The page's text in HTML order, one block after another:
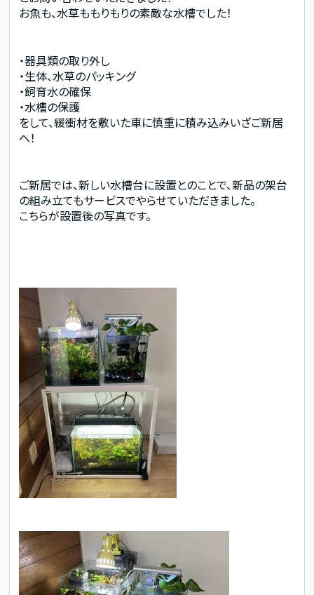
お魚も、水草ももりもりの素敵な水槽でした！
・器具類の取り外し
・生体、水草のパッキング
・飼育水の確保
・水槽の保護
をして、緩衝材を敷いた車に慎重に積み込みいざご新居
へ！
ご新居では、新しい水槽台に設置とのことで、新品の架台
の組み立てもサービスでやらせていただきました。
こちらが設置後の写真です。